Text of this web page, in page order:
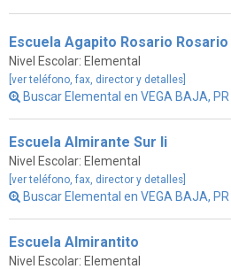
Escuela Agapito Rosario Rosario
Nivel Escolar: Elemental
[ver teléfono, fax, director y detalles]
Buscar Elemental en VEGA BAJA, PR
Escuela Almirante Sur Ii
Nivel Escolar: Elemental
[ver teléfono, fax, director y detalles]
Buscar Elemental en VEGA BAJA, PR
Escuela Almirantito
Nivel Escolar: Elemental